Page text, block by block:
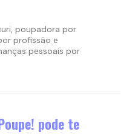
poupadora por
profissão e
pessoais por
pode te